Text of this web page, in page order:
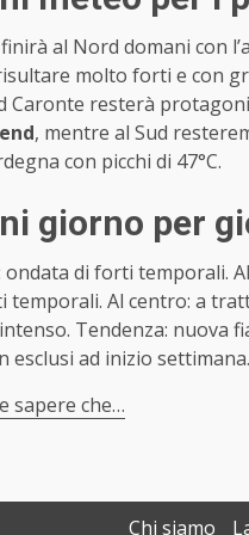
al Nord domani con
molto forti e con
Caronte resterà
, mentre al Sud
con picchi di 47°C.
giorno per
ondata di forti temporali.
Al centro: a
Tendenza: nuova
esclusi ad inizio settimana.
sapere che…
Chi siamo